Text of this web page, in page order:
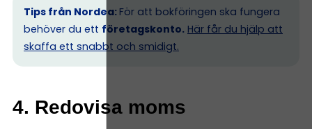
Tips från Nordea: För att bokföringen ska fungera
behöver du ett företagskonto. Här får du hjälp att
skaffa ett snabbt och smidigt.
4. Redovisa moms